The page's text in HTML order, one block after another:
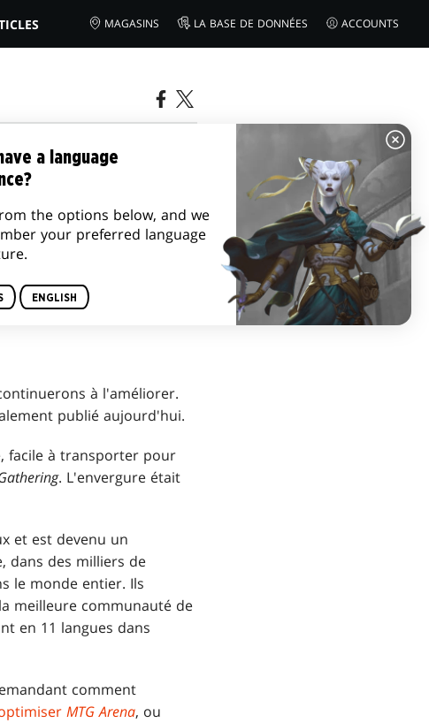
MAGASINS LA BASE DE DONNÉES ACCOUNTS
THE
à l'améliorer.
publié aujourd'hui.
facile à transporter pour
. L'envergure était
et est devenu un
dans des milliers de
le monde entier. Ils
meilleure communauté de
en 11 langues dans
comment
MTG Arena, ou
a language
the options below, and we
your preferred language
ENGLISH